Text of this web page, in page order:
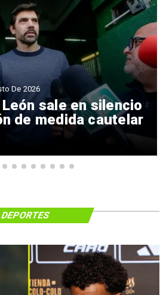
sale en silencio
de medida cautelar
De 2026
DEPORTES